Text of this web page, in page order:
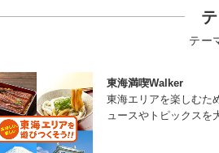
テー
東海満喫Walker
東海エリアを楽しむた
ュースやトピックスを